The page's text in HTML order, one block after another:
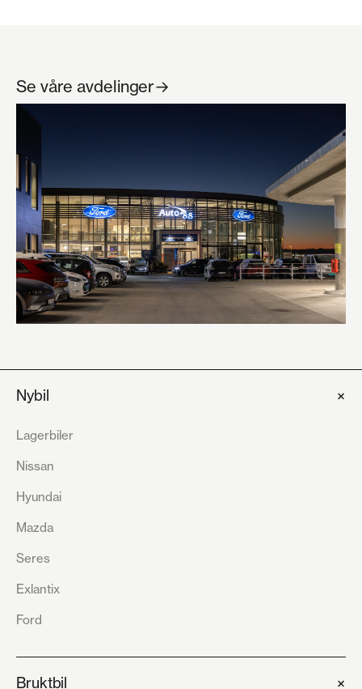
Se våre avdelinger→
Nybil +
Lagerbiler
Nissan
Hyundai
Mazda
Seres
Exlantix
Ford
Bruktbil +